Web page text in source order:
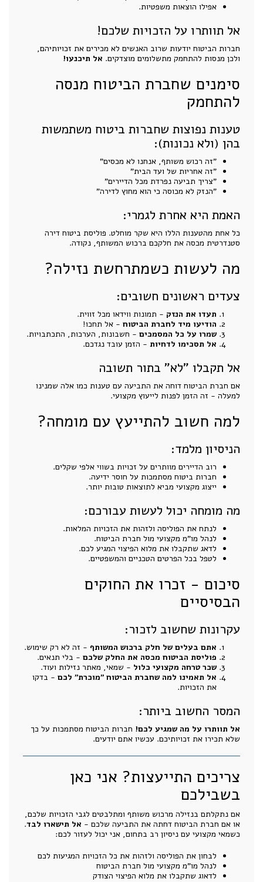
אפילו הוצאות משפטיות.
אל תוותרו על הזכויות שלכם!
חברות הביטוח יודעות שרוב האנשים לא מכירים את זכויותיהם,
ולכן מנסות להתחמק מתשלומים מוצדקים. אל תיכנעו!
סימנים שחברת הביטוח מנסה
להתחמק
טענות נפוצות שחברות ביטוח משתמשות
בהן (ולא נכונות):
"זה רכוש משותף, אנחנו לא מכסים"
"זה אחריות של ועד הבית"
"צריך תביעה נפרדת מכל הדיירים"
"הנזק לא מכוסה כי הוא מחוץ לדירה"
האמת היא אחרת לגמרי:
כל אחת מהטענות הללו היא שקר מוחלט. פוליסת ביטוח דירה
סטנדרטית מכסה את חלקכם ברכוש המשותף, נקודה.
מה לעשות כשמתרחשת נזילה?
צעדים ראשונים חשובים:
תעדו את הנזק - תמונות ווידאו מכל זווית.
הודיעו מיד לחברת הביטוח - אל תחכו!
שמרו על כל המסמכים - חשבונות, הערכות, התכתבויות.
אל תסכימו לדחיות - הזמן עובד נגדכם.
אל תקבלו "לא" בתור תשובה
אם חברת הביטוח דוחה את התביעה עם טענות כמו אלה שמנינו
למעלה - זה הזמן לפנות לייעוץ מקצועי.
למה חשוב להתייעץ עם מומחה?
הניסיון מלמד:
רוב הדיירים מוותרים על זכויות בשווי אלפי שקלים.
חברות ביטוח מסתמכות על חוסר ידיעה.
ייצוג מקצועי מביא לתוצאות טובות יותר.
מה מומחה יכול לעשות עבורכם:
לנתח את הפוליסה ולזהות את הזכויות המלאות.
לנהל מו"מ מקצועי מול חברת הביטוח.
לדאג שתקבלו את מלוא הפיצוי המגיע לכם.
לטפל בכל הפרטים הטכניים והמשפטיים.
סיכום - זכרו את החוקים
הבסיסיים
עקרונות שחשוב לזכור:
אתם בעלים של חלק ברכוש המשותף - זה לא רק שימוש.
פוליסת הביטוח מכסה את החלק שלכם - בלי תנאים.
שכר טרחה מקצועי כלול - שמאי, מאתר נזילות ועוד.
אל תאמינו למה שחברת הביטוח "מוכרת" לכם - בדקו
את הזכויות.
המסר החשוב ביותר:
אל תוותרו על מה שמגיע לכם! חברות הביטוח מסתמכות על כך
שלא תכירו את זכויותיכם. עכשיו אתם יודעים.
צריכים התייעצות? אני כאן
בשבילכם
אם נתקלתם בנזילה מרכוש משותף ומתלבטים לגבי הזכויות שלכם,
או אם חברת הביטוח דחתה את התביעה שלכם - אל תישארו לבד.
כשמאי מקצועי עם ניסיון רב בתחום, אני יכול לעזור לכם:
לבחון את הפוליסה ולזהות את כל הזכויות המגיעות לכם
לנהל מו"מ מקצועי מול חברת הביטוח
לדאוג שתקבלו את מלוא הפיצוי הצודק